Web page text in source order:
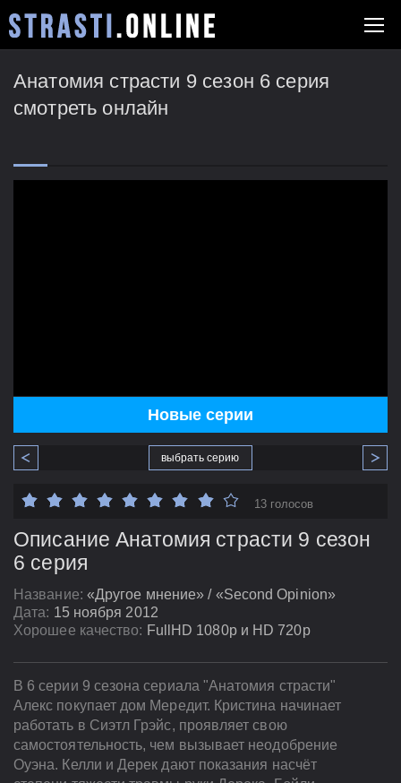
Анатомия страсти 9 сезон 6 серия
смотреть онлайн
Новые серии
выбрать серию
Описание Анатомия страсти 9 сезон
6 серия
Название: «Другое мнение» / «Second Opinion»
Дата: 15 ноября 2012
Хорошее качество: FullHD 1080p и HD 720p
13 голосов
В 6 серии 9 сезона сериала "Анатомия страсти"
Алекс покупает дом Мередит. Кристина начинает
работать в Сиэтл Грэйс, проявляет свою
самостоятельность, чем вызывает неодобрение
Оуэна. Келли и Дерек дают показания насчёт